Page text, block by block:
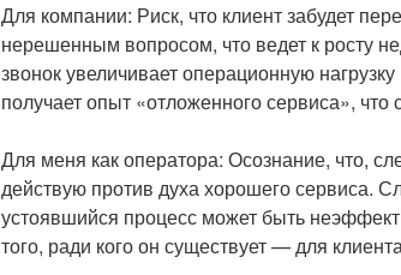
Для компании: Риск, что клиент забудет
нерешенным вопросом, что ведет к росту
звонок увеличивает операционную
получает опыт «отложенного сервиса», что
Для меня как оператора: Осознание, что,
действую против духа хорошего сервиса.
устоявшийся процесс может быть
того, ради кого он существует — для